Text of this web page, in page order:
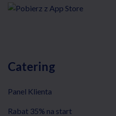
Catering
Panel Klienta
Rabat 35% na start